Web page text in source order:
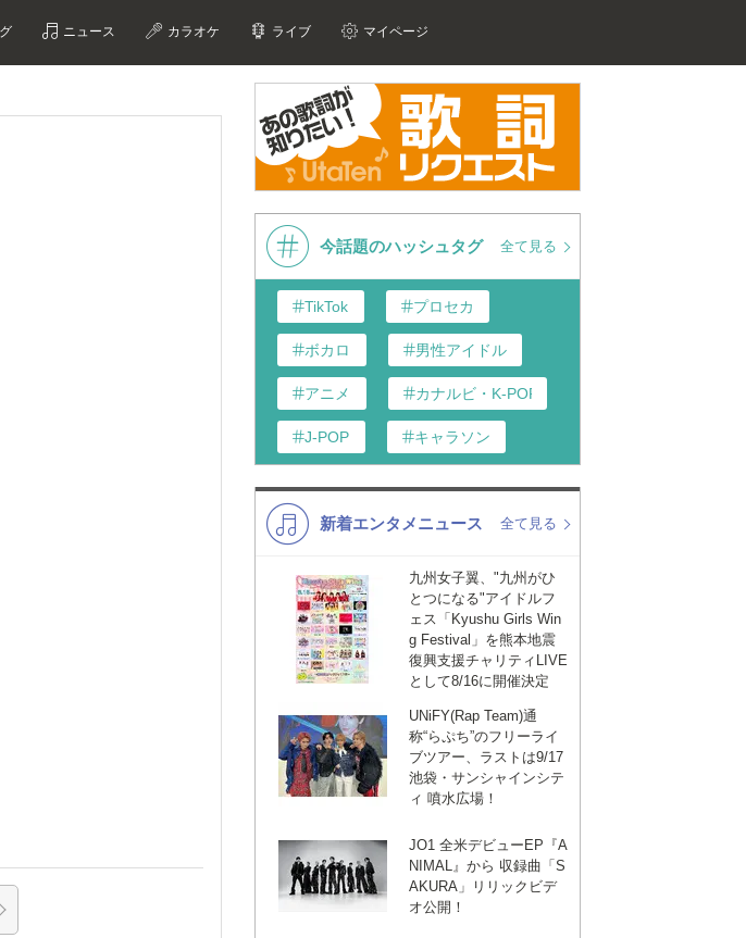
ニュース カラオケ ライブ マイページ
今話題のハッシュタグ 全て見る
TikTok プロセカ
ボカロ 男性アイドル
アニメ カナルビ・K-POP和訳
J-POP キャラソン
K-POP 演歌・歌謡
洋楽
VTuber ディズニー
新着エンタメニュース 全て見る
九州女子翼、"九州がひ
とつになる"アイドルフ
ェス「Kyushu Girls Win
g Festival」を熊本地震
復興支援チャリティLIVE
として8/16に開催決定
UNiFY(Rap Team)通
称“らぷち”のフリーライ
ブツアー、ラストは9/17
池袋・サンシャインシテ
ィ 噴水広場！
JO1 全米デビューEP『A
NIMAL』から 収録曲「S
AKURA」リリックビデ
オ公開！